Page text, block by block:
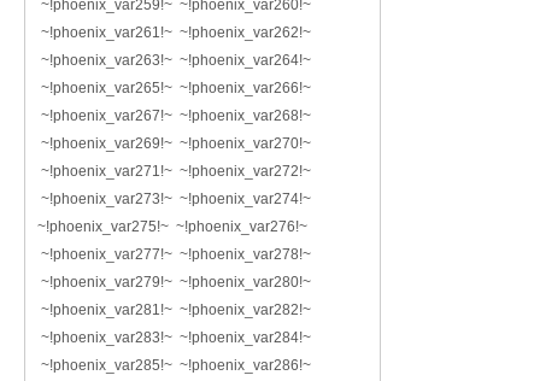
~!phoenix_var259!~ ~!phoenix_var260!~
~!phoenix_var261!~ ~!phoenix_var262!~
~!phoenix_var263!~ ~!phoenix_var264!~
~!phoenix_var265!~ ~!phoenix_var266!~
~!phoenix_var267!~ ~!phoenix_var268!~
~!phoenix_var269!~ ~!phoenix_var270!~
~!phoenix_var271!~ ~!phoenix_var272!~
~!phoenix_var273!~ ~!phoenix_var274!~
~!phoenix_var275!~ ~!phoenix_var276!~
~!phoenix_var277!~ ~!phoenix_var278!~
~!phoenix_var279!~ ~!phoenix_var280!~
~!phoenix_var281!~ ~!phoenix_var282!~
~!phoenix_var283!~ ~!phoenix_var284!~
~!phoenix_var285!~ ~!phoenix_var286!~